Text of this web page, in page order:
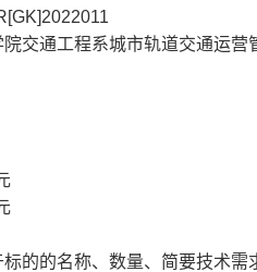
交通工程系城市轨道交通运
的的名称、数量、简要技术需